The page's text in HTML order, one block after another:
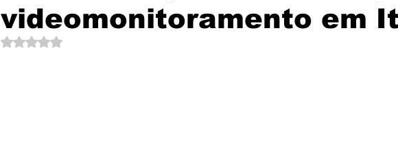
videomonitoramento em
Avaliado com NaN de 5 estrelas.